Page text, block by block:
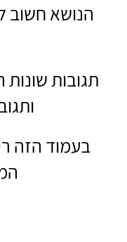
הנושא חשוב
תגובות
בעמוד הזה